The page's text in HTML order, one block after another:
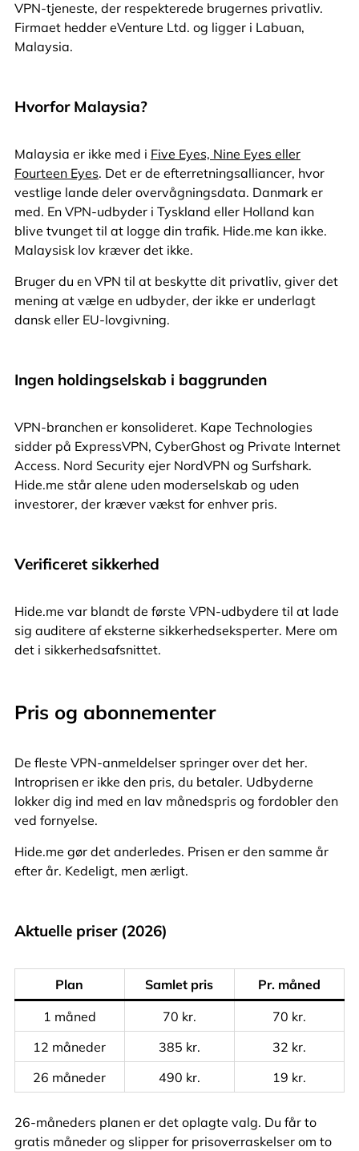
VPN-tjeneste, der respekterede brugernes privatliv.
Firmaet hedder eVenture Ltd. og ligger i Labuan,
Malaysia.
Hvorfor Malaysia?
Malaysia er ikke med i Five Eyes, Nine Eyes eller
Fourteen Eyes. Det er de efterretningsalliancer, hvor
vestlige lande deler overvågningsdata. Danmark er
med. En VPN-udbyder i Tyskland eller Holland kan
blive tvunget til at logge din trafik. Hide.me kan ikke.
Malaysisk lov kræver det ikke.
Bruger du en VPN til at beskytte dit privatliv, giver det
mening at vælge en udbyder, der ikke er underlagt
dansk eller EU-lovgivning.
Ingen holdingselskab i baggrunden
VPN-branchen er konsolideret. Kape Technologies
sidder på ExpressVPN, CyberGhost og Private Internet
Access. Nord Security ejer NordVPN og Surfshark.
Hide.me står alene uden moderselskab og uden
investorer, der kræver vækst for enhver pris.
Verificeret sikkerhed
Hide.me var blandt de første VPN-udbydere til at lade
sig auditere af eksterne sikkerhedseksperter. Mere om
det i sikkerhedsafsnittet.
Pris og abonnementer
De fleste VPN-anmeldelser springer over det her.
Introprisen er ikke den pris, du betaler. Udbyderne
lokker dig ind med en lav månedspris og fordobler den
ved fornyelse.
Hide.me gør det anderledes. Prisen er den samme år
efter år. Kedeligt, men ærligt.
Aktuelle priser (2026)
Plan Samlet pris
Pr. måned
1 måned
70 kr.
70 kr.
12 måneder
385 kr.
32 kr.
26 måneder
490 kr. 19 kr.
26-måneders planen er det oplagte valg. Du får to
gratis måneder og slipper for prisoverraskelser om to